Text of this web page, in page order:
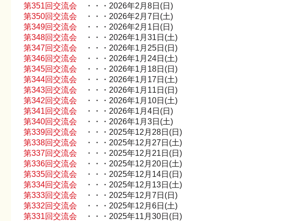
第351回交流会 ・・・2026年2月8日(日)
第350回交流会 ・・・2026年2月7日(土)
第349回交流会 ・・・2026年2月1日(日)
第348回交流会 ・・・2026年1月31日(土)
第347回交流会 ・・・2026年1月25日(日)
第346回交流会 ・・・2026年1月24日(土)
第345回交流会 ・・・2026年1月18日(日)
第344回交流会 ・・・2026年1月17日(土)
第343回交流会 ・・・2026年1月11日(日)
第342回交流会 ・・・2026年1月10日(土)
第341回交流会 ・・・2026年1月4日(日)
第340回交流会 ・・・2026年1月3日(土)
第339回交流会 ・・・2025年12月28日(日)
第338回交流会 ・・・2025年12月27日(土)
第337回交流会 ・・・2025年12月21日(日)
第336回交流会 ・・・2025年12月20日(土)
第335回交流会 ・・・2025年12月14日(日)
第334回交流会 ・・・2025年12月13日(土)
第333回交流会 ・・・2025年12月7日(日)
第332回交流会 ・・・2025年12月6日(土)
第331回交流会 ・・・2025年11月30日(日)